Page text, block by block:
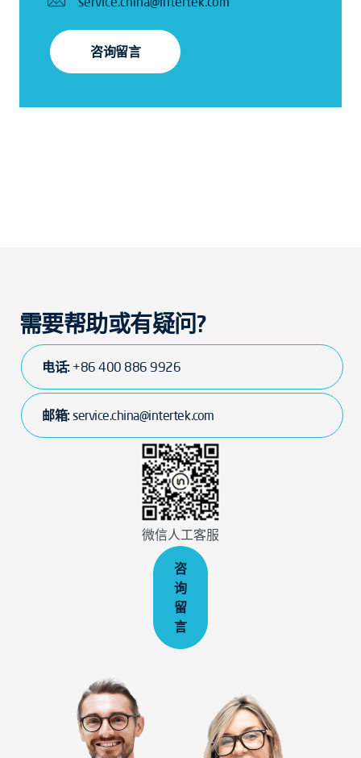
咨询留言
需要帮助或有疑问?
电话: +86 400 886 9926
邮箱:service.china@intertek.com
微信人工客服
咨
询
留
言